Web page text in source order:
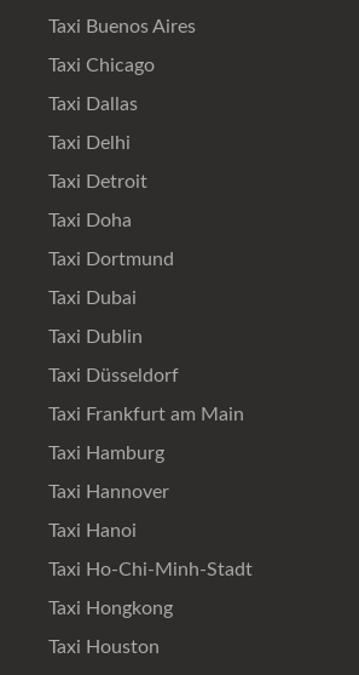
Taxi Buenos Aires
Taxi Chicago
Taxi Dallas
Taxi Delhi
Taxi Detroit
Taxi Doha
Taxi Dortmund
Taxi Dubai
Taxi Dublin
Taxi Düsseldorf
Taxi Frankfurt am Main
Taxi Hamburg
Taxi Hannover
Taxi Hanoi
Taxi Ho-Chi-Minh-Stadt
Taxi Hongkong
Taxi Houston